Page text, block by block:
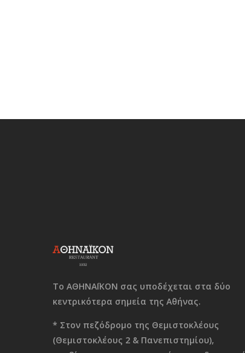
Το ΑΘΗΝΑΪΚΟΝ σας υποδέχεται στα δύο
κεντρικότερα σημεία της Αθήνας.
* Στον πεζόδρομο της Θεμιστοκλέους
(Θεμιστοκλέους 2 & Πανεπιστημίου),